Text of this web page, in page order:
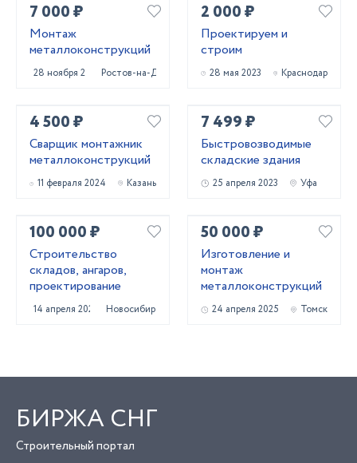
7 000 ₽
Монтаж
металлоконструкций
28 ноября 2022 Ростов-на-Дону
2 000 ₽
Проектируем и
строим
28 мая 2023 Краснодар
4 500 ₽
Сварщик монтажник
металлоконструкций
11 февраля 2024 Казань
7 499 ₽
Быстровозводимые
складские здания
25 апреля 2023 Уфа
100 000 ₽
Строительство
складов, ангаров,
проектирование
14 апреля 2022 Новосибирск
50 000 ₽
Изготовление и
монтаж
металлоконструкций
24 апреля 2025 Томск
БИРЖА СНГ
Строительный портал